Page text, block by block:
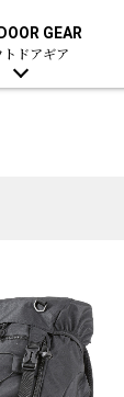
GEAR
トドアギア